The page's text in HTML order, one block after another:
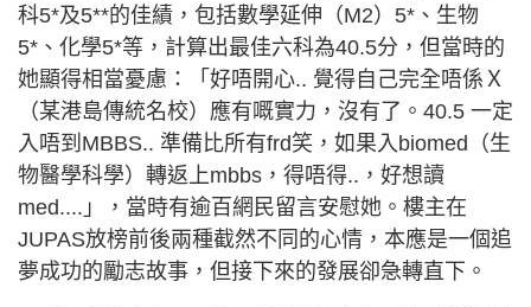
科5*及5**的佳績，包括數學延伸（M2）5*、生物
5*、化學5*等，計算出最佳六科為40.5分，但當時的
她顯得相當憂慮：「好唔開心.. 覺得自己完全唔係Ｘ
（某港島傳統名校）應有嘅實力，沒有了。40.5 一定
入唔到MBBS.. 準備比所有frd笑，如果入biomed（生
物醫學科學）轉返上mbbs，得唔得..，好想讀
med....」，當時有逾百網民留言安慰她。樓主在
JUPAS放榜前後兩種截然不同的心情，本應是一個追
夢成功的勵志故事，但接下來的發展卻急轉直下。